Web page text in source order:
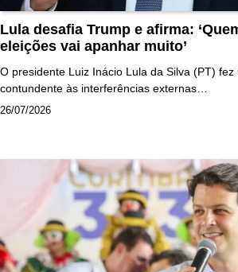
Lula desafia Trump e afirma:
eleições vai apanhar muito’
O presidente Luiz Inácio Lula da Silva (PT) fez
contundente às interferências externas…
26/07/2026